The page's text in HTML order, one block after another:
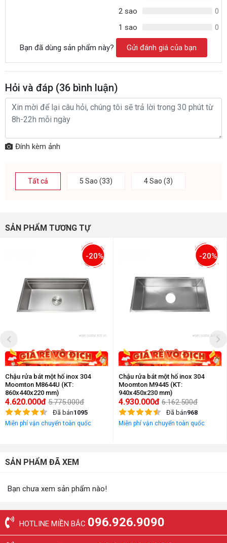
2 sao
0
1 sao
0
Bạn đã dùng sản phẩm này? Gửi đánh giá của bạn
Hỏi và đáp (36 bình luận)
Đính kèm ảnh
Tất cả 5 Sao (33) 4 Sao (3)
SẢN PHẨM TƯƠNG TỰ
-20%
Chậu rửa bát một hố inox 304
Moomton M8644U (KT:
860x440x220 mm)
4.620.000đ 5.775.000đ
Đã bán1095
Miễn phí vận chuyển toàn quốc
-20%
Chậu rửa bát một hố inox 304
Moomton M9445 (KT:
940x450x230 mm)
4.930.000đ 6.162.500đ
Đã bán968
Miễn phí vận chuyển toàn quốc
SẢN PHẨM ĐÃ XEM
Bạn chưa xem sản phẩm nào!
HOTLINE MIỀN BẮC 096.926.9090